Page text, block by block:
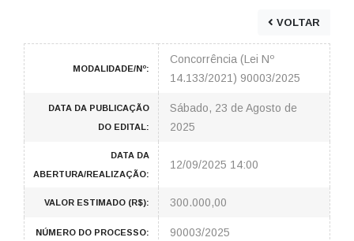
VOLTAR
MODALIDADE/Nº:
Concorrência (Lei Nº
14.133/2021) 90003/2025
DATA DA PUBLICAÇÃO
DO EDITAL:
Sábado, 23 de Agosto de
2025
DATA DA
ABERTURA/REALIZAÇÃO:
12/09/2025 14:00
VALOR ESTIMADO (R$): 300.000,00
NÚMERO DO PROCESSO: 90003/2025